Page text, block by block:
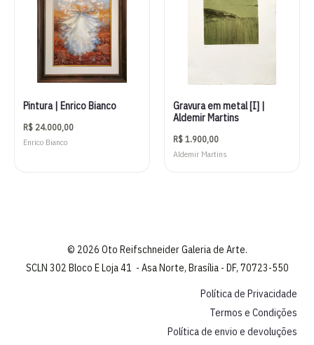
Pintura | Enrico Bianco
R$ 24.000,00
Enrico Bianco
Gravura em metal [I] |
Aldemir Martins
R$1.900,00
Aldemir Martins
© 2026 Oto Reifschneider Galeria de Arte.
SCLN 302 Bloco E Loja 41 - Asa Norte, Brasília - DF, 70723-550
Política de Privacidade
Termos e Condições
Política de envio e devoluções